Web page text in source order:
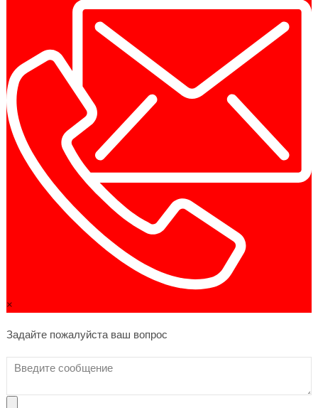
×
Задайте пожалуйста ваш вопрос